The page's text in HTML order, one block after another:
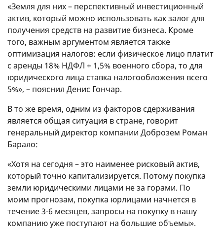
«Земля для них – перспективный инвестиционный
актив, который можно использовать как залог для
получения средств на развитие бизнеса. Кроме
того, важным аргументом является также
оптимизация налогов: если физическое лицо платит
с аренды 18% НДФЛ + 1,5% военного сбора, то для
юридического лица ставка налогообложения всего
5%», – пояснил Денис Гончар.
В то же время, одним из факторов сдерживания
является общая ситуация в стране, говорит
генеральный директор компании Доброзем Роман
Барало:
«Хотя на сегодня – это наименее рисковый актив,
который точно капитализируется. Потому покупка
земли юридическими лицами не за горами. По
моим прогнозам, покупка юрлицами начнется в
течение 3-6 месяцев, запросы на покупку в нашу
компанию уже поступают на большие объемы».